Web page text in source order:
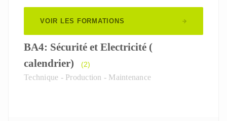
VOIR LES FORMATIONS
BA4: Sécurité et Electricité (
calendrier)
(2)
Technique - Production - Maintenance